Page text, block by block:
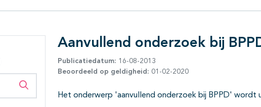
Zoeken binnen deze richtlijn
Aanvullend onderzoek bij
Publicatiedatum: 16-08-2013
Beoordeeld op geldigheid: 01-02-2020
Het onderwerp 'aanvullend onderzoek bij BPPD' wordt